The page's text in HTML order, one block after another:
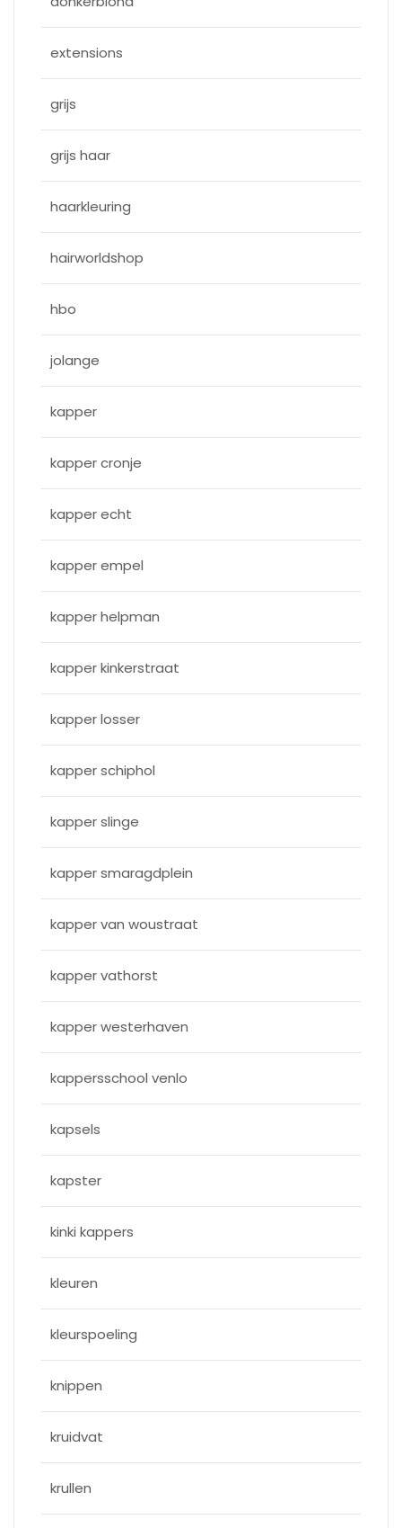
extensions
grijs
grijs haar
haarkleuring
hairworldshop
hbo
jolange
kapper
kapper cronje
kapper echt
kapper empel
kapper helpman
kapper kinkerstraat
kapper losser
kapper schiphol
kapper slinge
kapper smaragdplein
kapper van woustraat
kapper vathorst
kapper westerhaven
kappersschool venlo
kapsels
kapster
kinki kappers
kleuren
kleurspoeling
knippen
kruidvat
krullen